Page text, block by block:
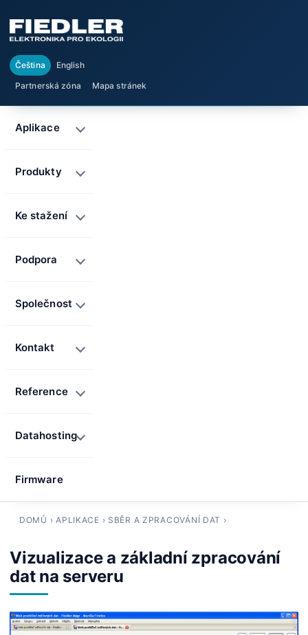
Čeština
English
Partnerská zóna
Mapa stránek
DOMŮ ›APLIKACE › SBĚR A ZPRACOVÁNÍ DAT ›
Vizualizace a základní zpracování
dat na serveru
Aplikace
Produkty
Ke stažení
Podpora
Společnost
Kontakt
Reference
Datahosting
Firmware